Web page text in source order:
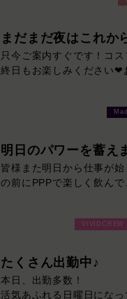
まだまだ夜はこれか
只今ご案内すぐです！コ
終日もお楽しみください❤
明日のパワーを蓄え
皆様また明日から仕事が
の前にPPPで楽しく飲んで
VIVIDCREW
たくさん出勤中♪
本日、出勤多数！
活気あふれる日曜日になっ